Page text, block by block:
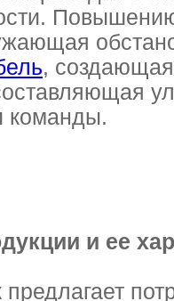
,
команды.
и ее